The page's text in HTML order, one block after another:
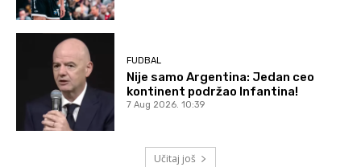
FUDBAL
Nije samo Argentina: Jedan ceo
kontinent podržao Infantina!
7 Aug 2026. 10:39
Učitaj još